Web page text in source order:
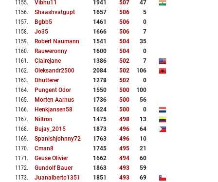
1155. Vibhu11 1941 507
47
1156. Shaashvatgupt 1657 506
5
1157. Bgbb5 1461 506
0
1158. Jo35 1666 506
7
1159. Robert Naumann 1541 504
35
1160. Rauweronny 1600 504
0
1161 . Clairejane 1386 502
7
1162. Oleksandr2500 2084 502
106
1163. Dhutterer 1278 502
0
1164. Pungent Odor 1550 500
100
1165. Morten Aarhus 1736 500
56
1166. Henkjansen58 1624 500
0
1167. Niltron 1475 498
13
1168. Bujay_2015 1873 496
64
1169. Spanishjohnny72 1763 496
10
1170. Cman8 1745 495
21
1171 . Geuse Olivier 1662 494
60
1172. Gundolf Bauer 1863 493
59
1173. Juanalberto1351 1851 493
69